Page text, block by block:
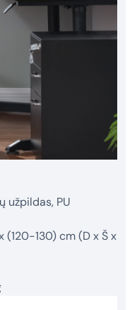
užpildas, PU
(120-130) cm (D x Š x